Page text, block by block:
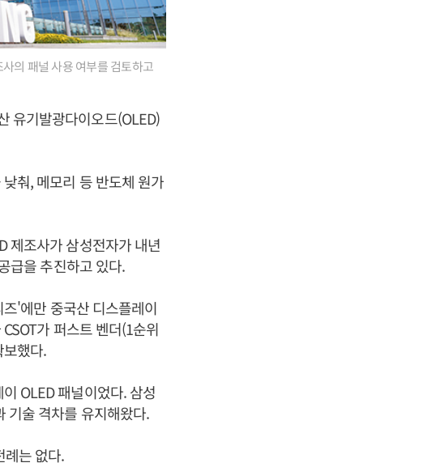
의 패널 사용 여부를 검토하고
유기발광다이오드(OLED)
춰, 메모리 등 반도체 원가
제조사가 삼성전자가 내년
급을 추진하고 있다.
'에만 중국산 디스플레이
가 퍼스트 벤더(1순위
했다.
OLED 패널이었다. 삼성
기술 격차를 유지해왔다.
례는 없다.